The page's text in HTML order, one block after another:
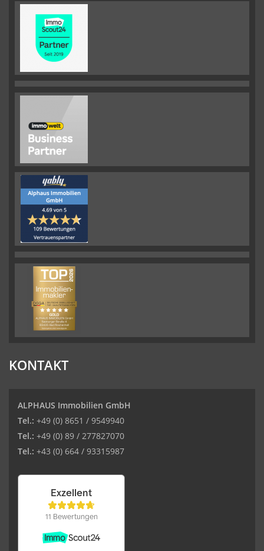
KONTAKT
ALPHAUS Immobilien GmbH
Tel.: +49 (0) 8651 / 9549940
Tel.: +49 (0) 89 / 277827070
Tel.: +43 (0) 664 / 93315987